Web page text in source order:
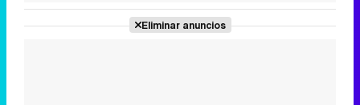
Eliminar anuncios